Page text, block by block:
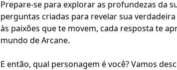
Prepare-se para explorar as profundezas da
perguntas criadas para revelar sua
às paixões que te movem, cada resposta te
mundo de Arcane.
E então, qual personagem é você? Vamos